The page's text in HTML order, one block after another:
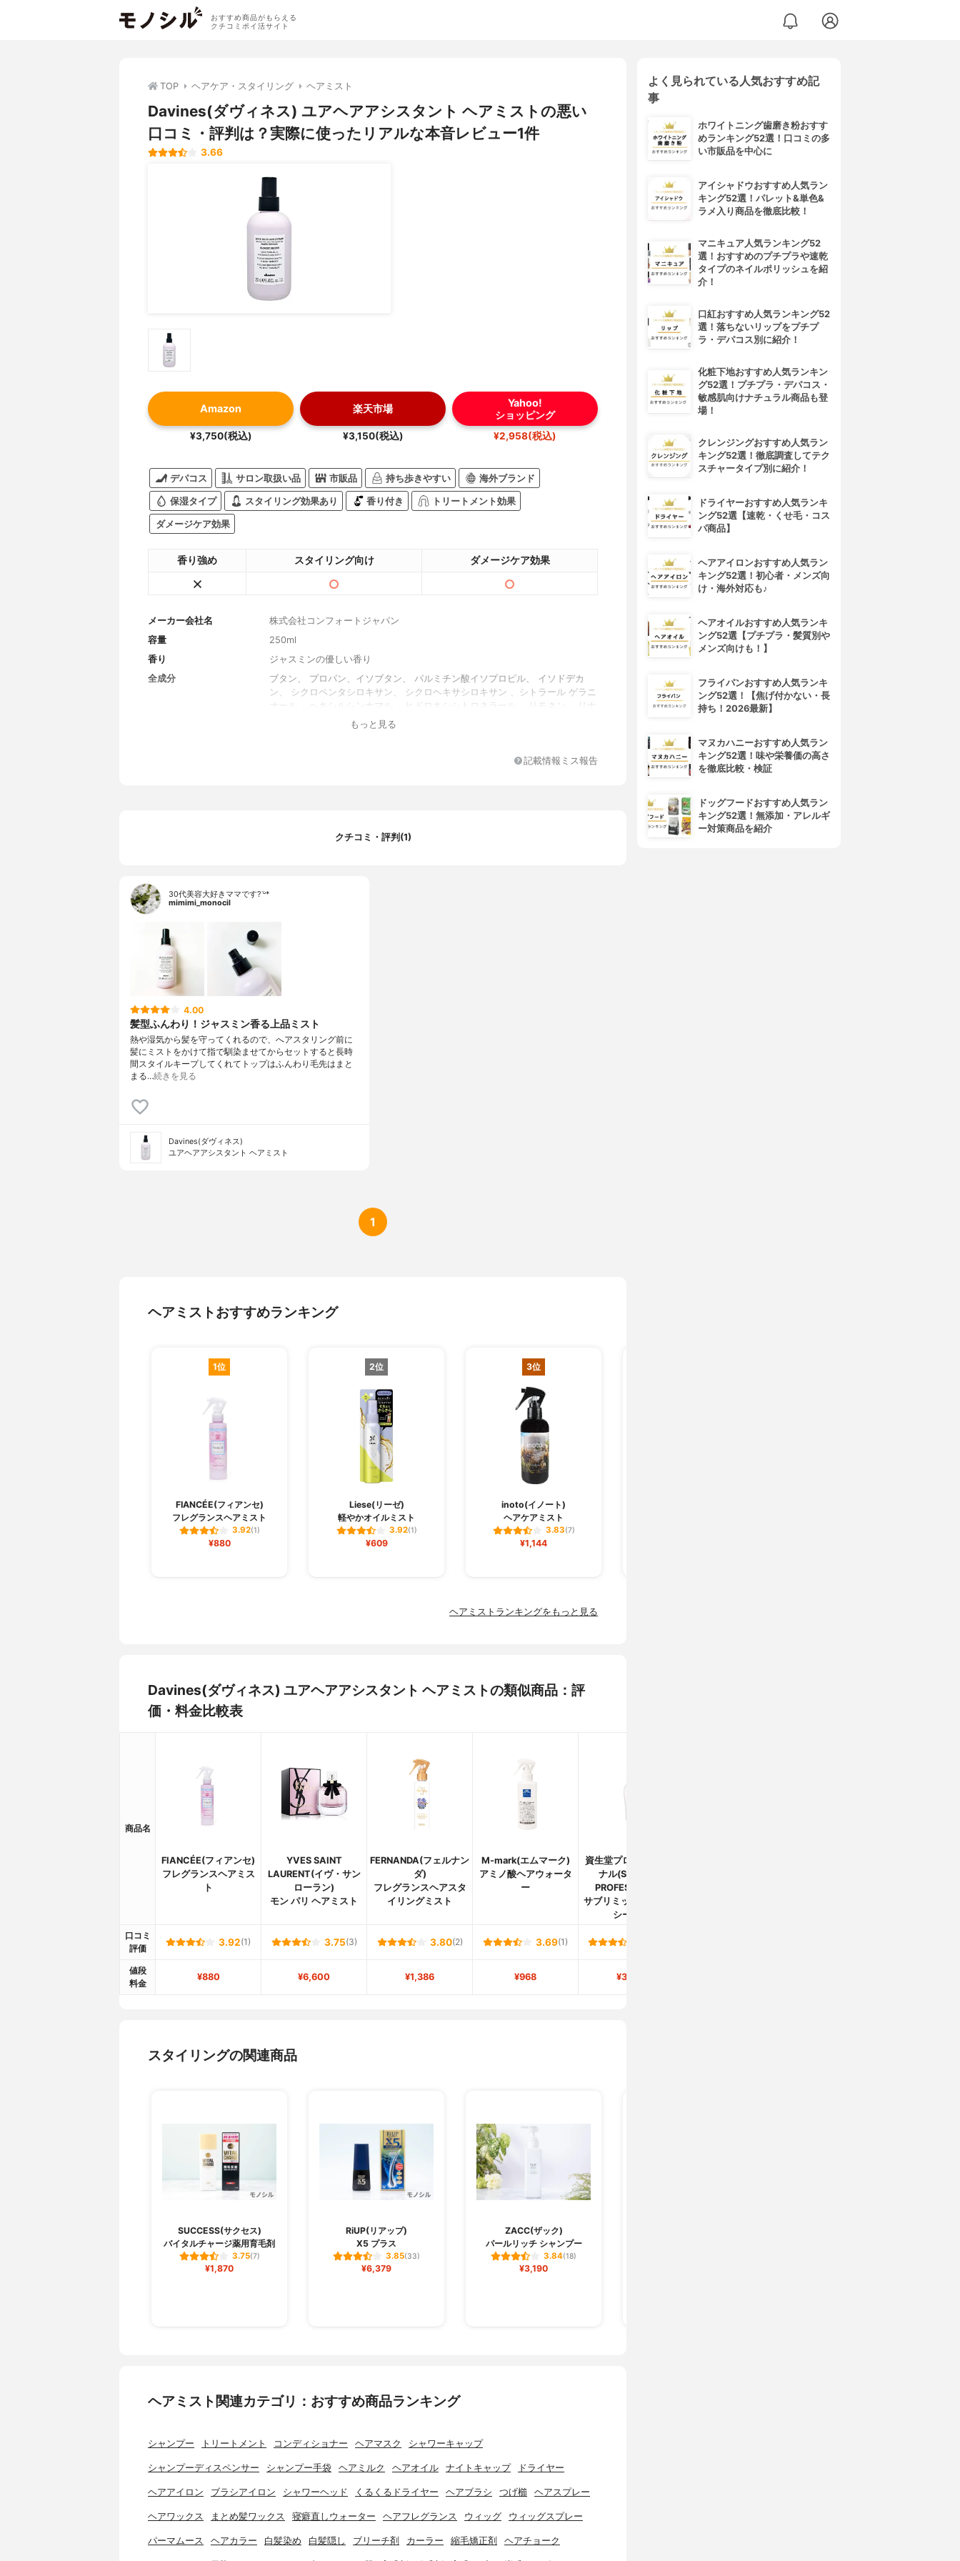
おすすめ商品がもらえる
クチコミポイ活サイト
TOP ヘアケア・スタイリング ヘアミスト
Davines(ダヴィネス) ユアヘアアシスタント ヘアミストの悪い
口コミ・評判は？実際に使ったリアルな本音レビュー1件
3.66
Amazon
¥3,750(税込)
楽天市場
¥3,150(税込)
Yahoo!
ショッピング
¥2,958(税込)
デパコス サロン取扱い品 市販品 持ち歩きやすい 海外ブランド
保湿タイプ スタイリング効果あり 香り付き トリートメント効果
ダメージケア効果
香り強め スタイリング向け ダメージケア効果
メーカー会社名
株式会社コンフォートジャパン
容量
250ml
香り
ジャスミンの優しい香り
全成分
ブタン、 プロパン、イソブタン、 パルミチン酸イソプロピル、 イソドデカ
ン、 シクロペンタシロキサン、 シクロヘキサシロキサン 、シトラール ゲラニ
オール 、ヘキシルシンナマル 、ヒドロキシシトロネラール 、リモネン 、リナ
ロール α-イソメチルイオノン 、香料
もっと見る
記載情報ミス報告
クチコミ・評判(1)
30代美容大好きママです? ᵕ̈*
mimimi_monocil
4.00
髪型ふんわり！ジャスミン香る上品ミスト
熱や湿気から髪を守ってくれるので、へアスタリング前に
髪にミストをかけて指で馴染ませてからセットすると長時
間スタイルキープしてくれてトップはふんわり毛先はまと
まる…続きを見る
Davines(ダヴィネス)
ユアヘアアシスタント ヘアミスト
1
ヘアミストおすすめランキング
1位
FIANCÉE(フィアンセ)
フレグランスヘアミスト
3.92(1)
¥880
2位
Liese(リーゼ)
軽やかオイルミスト
3.92(1)
¥609
3位
inoto(イノート)
ヘアケアミスト
3.83(7)
¥1,144
ヘアミストランキングをもっと見る
Davines(ダヴィネス) ユアヘアアシスタント ヘアミストの類似商品：評
価・料金比較表
商品名
FIANCÉE(フィアンセ)
フレグランスヘアミス
ト
YVES SAINT
LAURENT(イヴ・サン
ローラン)
モン パリ ヘアミスト
FERNANDA(フェルナン
ダ)
フレグランスヘアスタ
イリングミスト
M-mark(エムマーク)
アミノ酸ヘアウォータ
ー
資生堂プロフェッショ
ナル(SHISEIDO
PROFESSIONAL)
サブリミック ワンダー
シールド
口コミ
評価
3.92(1) 3.75(3) 3.80(2) 3.69(1)
値段
料金
¥880 ¥6,600 ¥1,386 ¥968 ¥3,142
スタイリングの関連商品
SUCCESS(サクセス)
バイタルチャージ薬用育毛剤
3.75(7)
¥1,870
RiUP(リアップ)
X5 プラス
3.85(33)
¥6,379
ZACC(ザック)
パールリッチ シャンプー
3.84(18)
¥3,190
ヘアミスト関連カテゴリ：おすすめ商品ランキング
シャンプー トリートメント コンディショナー ヘアマスク シャワーキャップ
シャンプーディスペンサー シャンプー手袋 ヘアミルク ヘアオイル ナイトキャップ ドライヤー
ヘアアイロン ブラシアイロン シャワーヘッド くるくるドライヤー ヘアブラシ つげ櫛 ヘアスプレー
ヘアワックス まとめ髪ワックス 寝癖直しウォーター ヘアフレグランス ウィッグ ウィッグスプレー
パーマムース ヘアカラー 白髪染め 白髪隠し ブリーチ剤 カーラー 縮毛矯正剤 ヘアチョーク
よく見られている人気おすすめ記
事
ホワイトニング歯磨き粉おすす
めランキング52選！口コミの多
い市販品を中心に
アイシャドウおすすめ人気ラン
キング52選！パレット&単色&
ラメ入り商品を徹底比較！
マニキュア人気ランキング52
選！おすすめのプチプラや速乾
タイプのネイルポリッシュを紹
介！
口紅おすすめ人気ランキング52
選！落ちないリップをプチプ
ラ・デパコス別に紹介！
化粧下地おすすめ人気ランキン
グ52選！プチプラ・デパコス・
敏感肌向けナチュラル商品も登
場！
クレンジングおすすめ人気ラン
キング52選！徹底調査してテク
スチャータイプ別に紹介！
ドライヤーおすすめ人気ランキ
ング52選【速乾・くせ毛・コス
パ商品】
ヘアアイロンおすすめ人気ラン
キング52選！初心者・メンズ向
け・海外対応も♪
ヘアオイルおすすめ人気ランキ
ング52選【プチプラ・髪質別や
メンズ向けも！】
フライパンおすすめ人気ランキ
ング52選！【焦げ付かない・長
持ち！2026最新】
マヌカハニーおすすめ人気ラン
キング52選！味や栄養価の高さ
を徹底比較・検証
ドッグフードおすすめ人気ラン
キング52選！無添加・アレルギ
ー対策商品を紹介